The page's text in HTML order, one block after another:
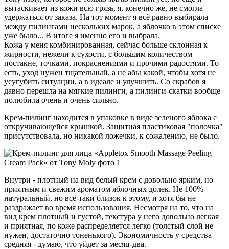
вытаскивает из кожи всю грязь, я, конечно же, не смогла
удержаться от заказа. На тот момент я всё равно выбирала
между пилингами нескольких марок, а яблочко в этом списке
уже было... В итоге я именно его и выбрала.
Кожа у меня комбинированная, сейчас больше склонная к
жирности, нежели к сухости, с большим количеством
постакне, точками, покраснениями и прочими радостями. То
есть, уход нужен тщательный, а не абы какой, чтобы хотя не
усугубить ситуации, а в идеале и улучшить. Со скрабов я
давно перешла на мягкие пилинги, а пилинги-скатки вообще
полюбила очень и очень сильно.
Крем-пилинг находится в упаковке в виде зеленого яблока с
откручивающейся крышкой. Защитная пластиковая "полочка"
присутствовала, но никакой ложечки, к сожалению, не было.
Внутри - плотный на вид белый крем с довольно ярким, но
приятным и свежим ароматом яблочных долек. Не 100%
натуральный, но всё-таки близок к этому, и хотя бы не
раздражает во время использования. Несмотря на то, что на
вид крем плотный и густой, текстура у него довольно легкая
и приятная, по коже распределяется легко (толстый слой не
нужен, достаточно тоненького). Экономичность у средства
средняя - думаю, что уйдет за месяц-два.